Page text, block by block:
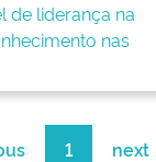
de liderança na
nas
1 next